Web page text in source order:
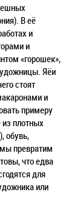
В её
и
и
«горошек»,
Яёи
стоят
и
примеру
плотных
обувь,
превратим
что едва
для
или